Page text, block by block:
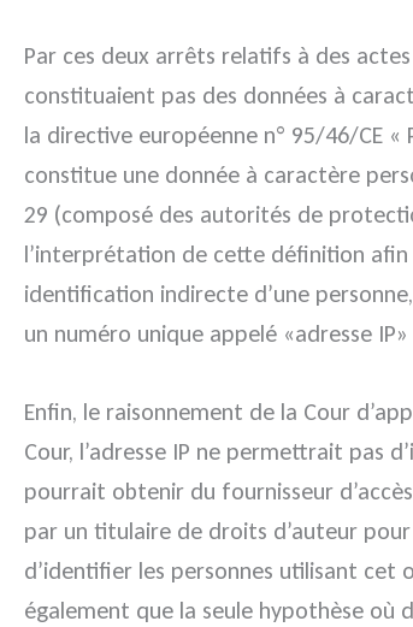
Par ces deux arrêts relatifs à des
constituaient pas des données à
la directive européenne n° 95/46/CE
constitue une donnée à caractère
29 (composé des autorités de
l’interprétation de cette définition afin
identification indirecte d’une
un numéro unique appelé «adresse
Enfin, le raisonnement de la Cour
Cour, l’adresse IP ne permettrait pas
pourrait obtenir du fournisseur
par un titulaire de droits d’auteur
d’identifier les personnes utilisant cet
également que la seule hypothèse